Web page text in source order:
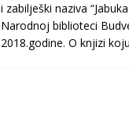
i zabilješki naziva
Narodnoj biblioteci
2018.godine. O knjizi koju